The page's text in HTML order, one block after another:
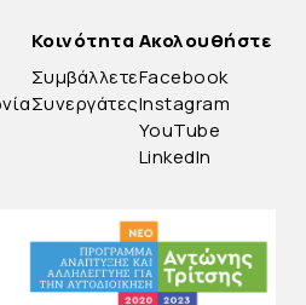
Κοινότητα
Συμβάλλετε
Συνεργάτες
Ακολουθήστε
Facebook
Instagram
YouTube
LinkedIn